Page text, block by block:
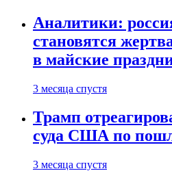
Аналитики:
становятся
в майские
3 месяца спустя
Трамп
суда США по
3 месяца спустя